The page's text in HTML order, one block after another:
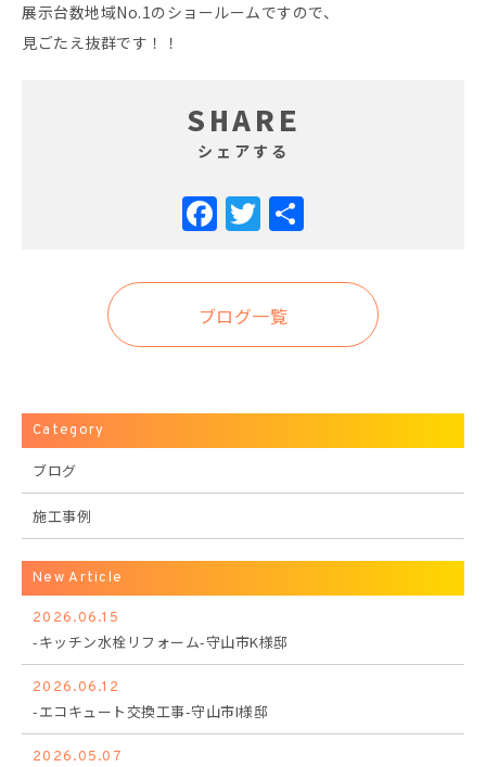
展示台数地域No.1のショールームですので、
見ごたえ抜群です！！
SHARE
シェアする
Facebook
Twitter
ブログ一覧
Category
ブログ
施工事例
New Article
2026.06.15
-キッチン水栓リフォーム-守山市K様邸
2026.06.12
-エコキュート交換工事-守山市I様邸
2026.05.07